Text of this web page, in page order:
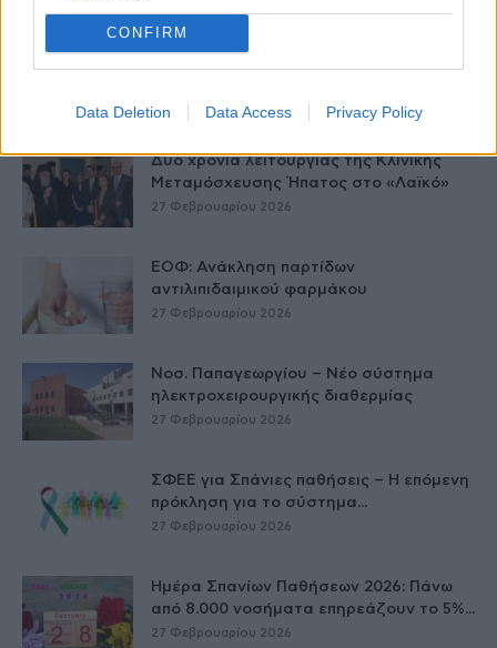
CONFIRM
Data Deletion Data Access Privacy Policy
27 Φεβρουαρίου 2026
Παράρτημα του Παίδων “Αγία Σοφία”
27 Φεβρουαρίου 2026
Δύο χρόνια λειτουργίας της Κλινικής
Μεταμόσχευσης Ήπατος στο «Λαϊκό»
27 Φεβρουαρίου 2026
ΕΟΦ: Ανάκληση παρτίδων
αντιλιπιδαιμικού φαρμάκου
27 Φεβρουαρίου 2026
Νοσ. Παπαγεωργίου – Νέο σύστημα
ηλεκτροχειρουργικής διαθερμίας
27 Φεβρουαρίου 2026
ΣΦΕΕ για Σπάνιες παθήσεις – Η επόμενη
πρόκληση για το σύστημα...
27 Φεβρουαρίου 2026
Ημέρα Σπανίων Παθήσεων 2026: Πάνω
από 8.000 νοσήματα επηρεάζουν το 5%...
27 Φεβρουαρίου 2026